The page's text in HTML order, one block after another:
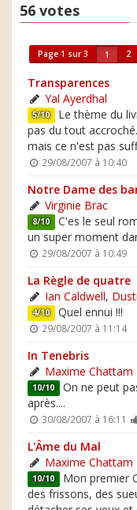
56 votes
Page 1 sur 3 1 2
Transparences
Yal Ayerdhal
5/10 Le thème du
pas du tout
mais ce n'est pas
29/08/2007 à 10:40
Notre Dame des
Virginie Brac
8/10 C'es le seul
un super moment
29/08/2007 à 10:49
La Règle de quatre
Ian Caldwell,
4/10 Quel ennui !!!
29/08/2007 à 11:14
In Tenebris
Maxime Chattam
10/10 On ne peut
après....
30/08/2007 à 16:11
L'Âme du Mal
Maxime Chattam
10/10 Mon premier
des frissons, des